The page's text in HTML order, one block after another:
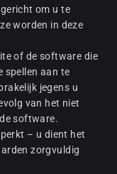
om u te
worden in deze
of de software die
spellen aan te
jegens u
van het niet
software.
– u dient het
zorgvuldig